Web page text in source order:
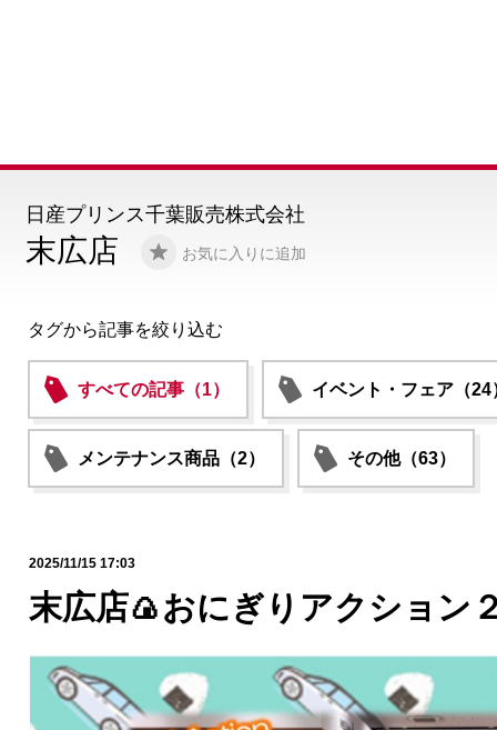
末広店 お気に入りに追加
日産プリンス千葉販売株式会社
タグから記事を絞り込む
すべての記事（1） イベント・フェア（24
メンテナンス商品（2） その他（63）
2025/11/15 17:03
末広店🍙おにぎりアクション